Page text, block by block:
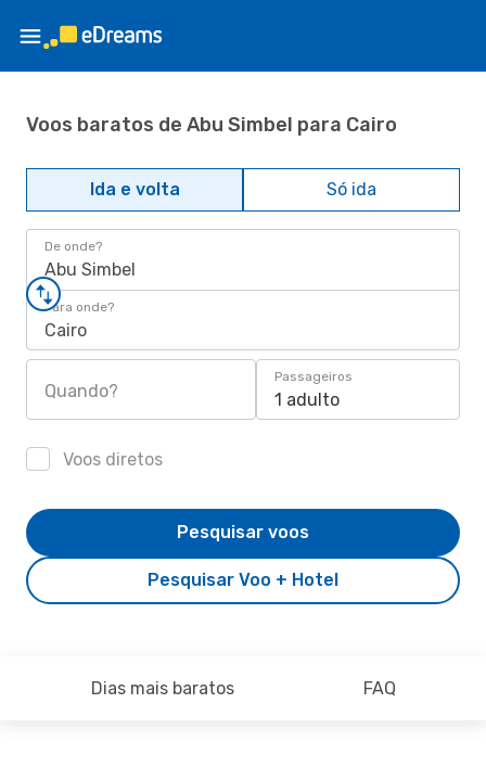
Voos baratos de Abu Simbel para Cairo
Ida e volta Só ida
De onde?
Abu Simbel
Para onde?
Cairo
Quando?
Passageiros
1 adulto
Voos diretos
Pesquisar Voo + Hotel
Pesquisar voos
Dias mais baratos FAQ